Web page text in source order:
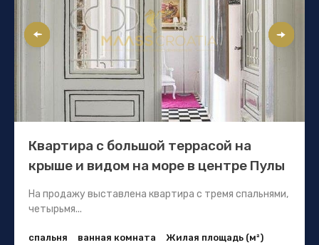
Квартира с большой террасой на
крыше и видом на море в центре Пулы
На продажу выставлена квартира с тремя спальнями,
четырьмя...
спальня ванная комната Жилая площадь (м²)